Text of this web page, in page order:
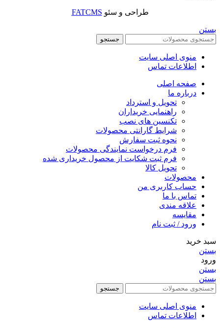
طراحی و سئو FATCMS
بستن
جستجو
منوی اصلی سایت
اطلاعات تماس
صفحه اصلی
درباره ما
تحویل و استرداد
راهنمایی خریداران
تکنسین های نصب
شرایط گارانتی محصولات
نحوه ثبت سفارش
فرم درخواست نمایندگی محصولات
فرم ثبت شکایت از محصول خریداری شده
تحویل کالا
محصولات
حساب کاربری من
تماس با ما
علاقه مندی
مقایسه
ورود / ثبت نام
سبد خرید
بستن
ورود
بستن
بستن
جستجو
منوی اصلی سایت
اطلاعات تماس